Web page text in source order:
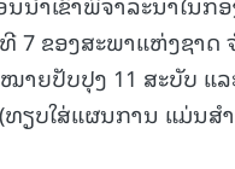
7 ຂອງສະພາແຫ່ງຊາດ
າຍປັບປຸງ 11 ສະບັບ ແ
ຽບໃສ່ແຜນການ ແມ່ນສໍ